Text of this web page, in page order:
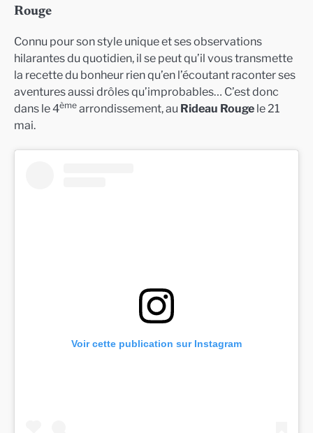
Rouge
Connu pour son style unique et ses observations
hilarantes du quotidien, il se peut qu’il vous transmette
la recette du bonheur rien qu’en l’écoutant raconter ses
aventures aussi drôles qu’improbables… C’est donc
dans le 4ème arrondissement, au Rideau Rouge le 21
mai.
Voir cette publication sur Instagram